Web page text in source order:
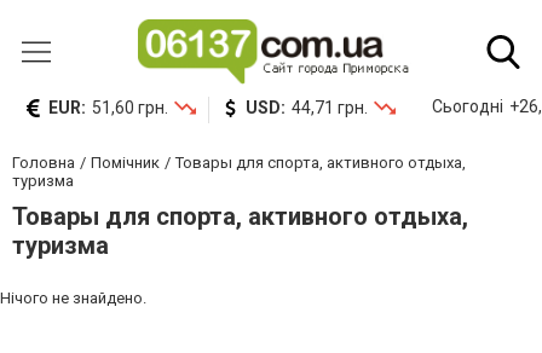
EUR: 51,60 грн. USD: 44,71 грн. Сьогодні
Головна Помічник
Товары для спорта, активного отдыха,
туризма
Товары для спорта, активного отдыха,
туризма
Нічого не знайдено.